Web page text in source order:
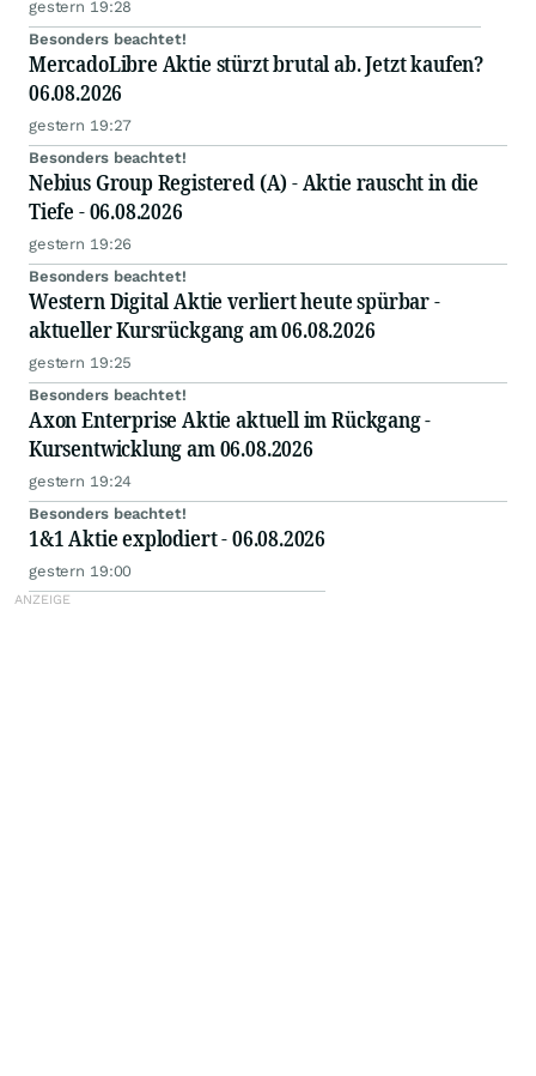
gestern 19:28
Besonders beachtet!
MercadoLibre Aktie stürzt brutal ab. Jetzt kaufen?
06.08.2026
gestern 19:27
Besonders beachtet!
Nebius Group Registered (A) - Aktie rauscht in die
Tiefe - 06.08.2026
gestern 19:26
Besonders beachtet!
Western Digital Aktie verliert heute spürbar -
aktueller Kursrückgang am 06.08.2026
gestern 19:25
Besonders beachtet!
Axon Enterprise Aktie aktuell im Rückgang -
Kursentwicklung am 06.08.2026
gestern 19:24
Besonders beachtet!
1&1 Aktie explodiert - 06.08.2026
gestern 19:00